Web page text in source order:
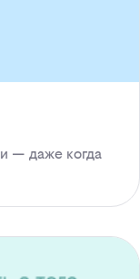
— даже когда